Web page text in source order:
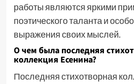
работы являются яркими
поэтического таланта и
выражения своих мыслей.
О чем была последняя
коллекция Есенина?
Последняя стихотворная